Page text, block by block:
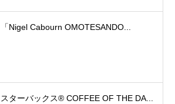
「Nigel Cabourn OMOTESANDO...
スターバックス® COFFEE OF THE DA...